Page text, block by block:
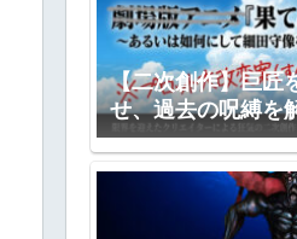
【二次創作】巨匠
せ、過去の呪縛を
―『果てしなきク
ット公開